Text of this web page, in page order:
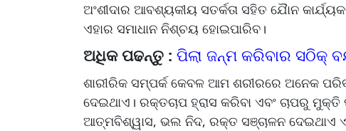
ଅଂଶୀଦାର ଆବଶ୍ୟକୀୟ ସତର୍କତା ସହିତ ଯୋୖନ
ଏହାର ସମାଧାନ ନିଶ୍ଚୟ ହୋଇପାରିବ।
ଅଧିକ ପଢନ୍ତୁ : ପିଲା ଜନ୍ମ କରିବାର ସଠିକ୍
ଶାରୀରିକ ସମ୍ପର୍କ କେବଳ ଆମ ଶରୀରରେ ଅନେକ
ଦେଇଥାଏ। ରକ୍ତଚାପ ହ୍ରାସ କରିବା ଏବଂ ଚାପରୁ
ଆତ୍ମବିଶ୍ୱାସ, ଭଲ ନିଦ, ରକ୍ତ ସଞ୍ଚାଳନ